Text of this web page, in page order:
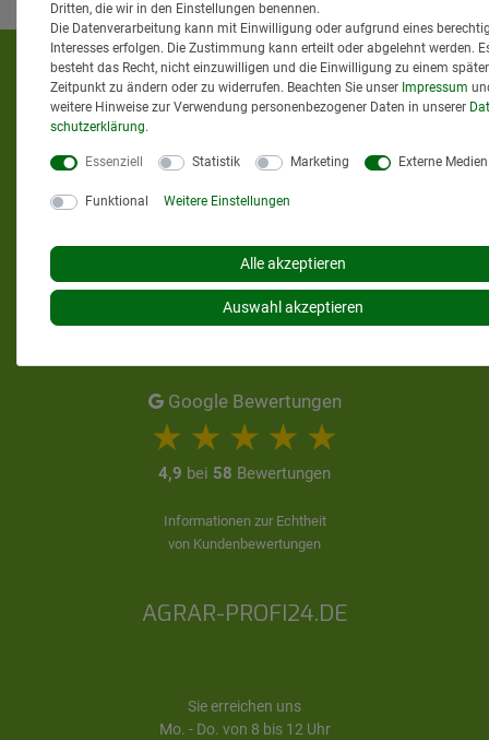
KUNDENMEINUNGEN
Google Bewertungen
4,9 bei 58 Bewertungen
Informationen zur Echtheit
von Kundenbewertungen
AGRAR-PROFI24.DE
Sie erreichen uns
Mo. - Do. von 8 bis 12 Uhr
Dritten, die wir in den Einstellungen benennen.
Die Datenverarbeitung kann mit Einwilligung oder aufgrund eines
Interesses erfolgen. Die Zustimmung kann erteilt oder abgelehnt werden.
besteht das Recht, nicht einzuwilligen und die Einwilligung zu einem
Zeitpunkt zu ändern oder zu widerrufen. Beachten Sie unser Impressum
weitere Hinweise zur Verwendung personenbezogener Daten in unserer
schutz­erklärung.
Essenziell Statistik Marketing Externe Medien
Funktional Weitere Einstellungen
Alle akzeptieren
Auswahl akzeptieren